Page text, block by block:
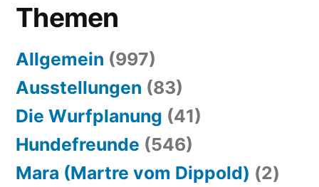
Themen
Allgemein (997)
Ausstellungen (83)
Die Wurfplanung (41)
Hundefreunde (546)
Mara (Martre vom Dippold) (2)